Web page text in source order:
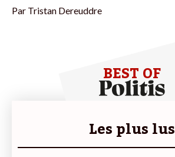
Par Tristan Dereuddre
BEST OF
Les plus lus